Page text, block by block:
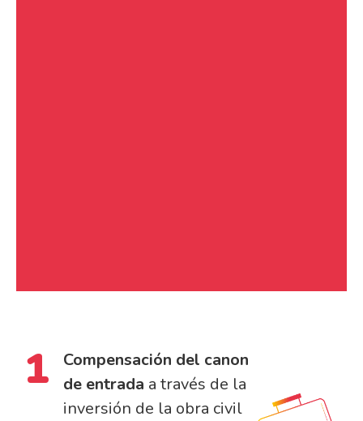
1
Compensación del canon
de entrada a través de la
inversión de la obra civil